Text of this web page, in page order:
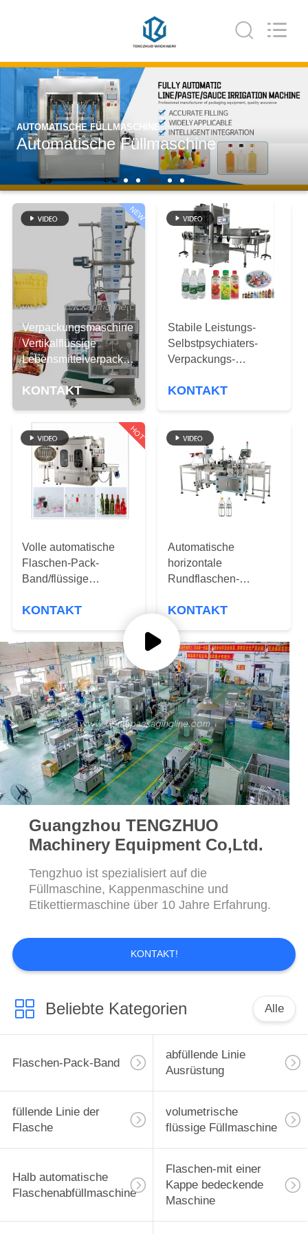
ZU
HAUSE
PRODUKTE
VIDEOS
ÜBER
WERKSBESICHTIGUNG
QUALITÄTSKONTROLLE
KONTAKT
MIT
UNS
NEUIGKEITEN
BITTE
EIN
ANGEBOT
SITEMAP
PRIVACY
POLICY
AUTOMATISCHE FÜLLMASCHINE
Automatische Füllmaschine
NEW
Verpackungsmaschine
Vertikalflüssige
Lebensmittelverpackungsmaschine
Shampoo-
Füllmaschine
KONTAKT
Stabile Leistungs-
Selbstpsychiaters-
Verpackungs-
Psychiaters-Ärmel-
KONTAKT
HOT
Volle automatische
Flaschen-Pack-
Band/flüssige
Ausrüstung
KONTAKT
Automatische
horizontale
Rundflaschen-
Top-Kennzeichnungs-
Produktetiketten für
Kosmetikflaschen
KONTAKT
Guangzhou TENGZHUO
Machinery Equipment Co,Ltd.
Tengzhuo ist spezialisiert auf die
Füllmaschine, Kappenmaschine und
Etikettiermaschine über 10 Jahre Erfahrung.
KONTAKT!
Beliebte Kategorien Alle
Flaschen-Pack-Band
abfüllende Linie
Ausrüstung
füllende Linie der
Flasche
volumetrische
flüssige Füllmaschine
Halb automatische
Flaschenabfüllmaschine
Flaschen-mit einer
Kappe bedeckende
Maschine